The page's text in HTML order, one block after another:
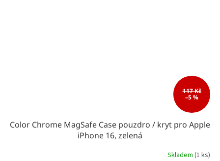
117 Kč
–5 %
Color Chrome MagSafe Case pouzdro / kryt pro Apple
iPhone 16, zelená
Skladem (1 ks)